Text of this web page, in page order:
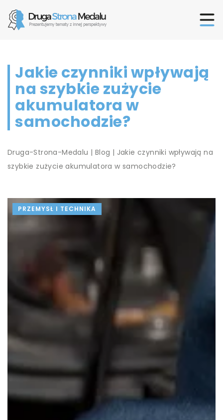
Jakie czynniki wpływają
na szybkie zużycie
akumulatora w
samochodzie?
Druga-Strona-Medalu | Blog | Jakie czynniki wpływają na
szybkie zużycie akumulatora w samochodzie?
PRZEMYSŁ I TECHNIKA